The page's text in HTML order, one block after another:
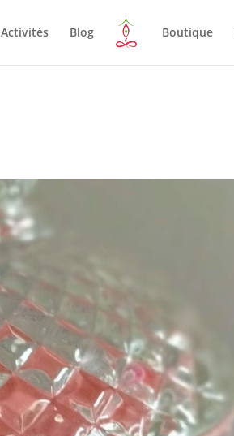
Activités Blog Boutique